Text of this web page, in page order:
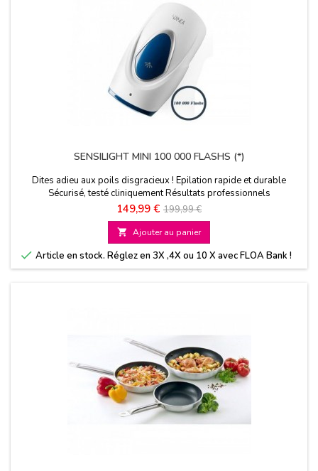
SENSILIGHT MINI 100 000 FLASHS (*)
Dites adieu aux poils disgracieux ! Epilation rapide et durable
Sécurisé, testé cliniquement Résultats professionnels
Prix
149,99 € Prix
de
base
199,99 €
 Ajouter au panier
 Article en stock. Réglez en 3X ,4X ou 10 X avec FLOA Bank !